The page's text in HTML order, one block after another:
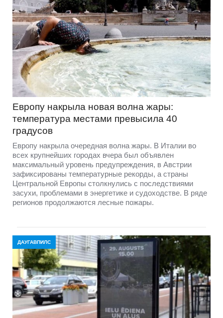
Европу накрыла новая волна жары:
температура местами превысила 40
градусов
Европу накрыла очередная волна жары. В Италии во
всех крупнейших городах вчера был объявлен
максимальный уровень предупреждения, в Австрии
зафиксированы температурные рекорды, а страны
Центральной Европы столкнулись с последствиями
засухи, проблемами в энергетике и судоходстве. В ряде
регионов продолжаются лесные пожары.
ДАУГАВПИЛС